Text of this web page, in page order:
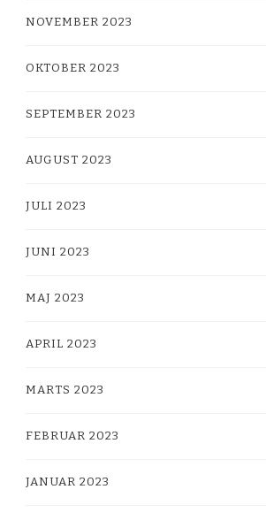
NOVEMBER 2023
OKTOBER 2023
SEPTEMBER 2023
AUGUST 2023
JULI 2023
JUNI 2023
MAJ 2023
APRIL 2023
MARTS 2023
FEBRUAR 2023
JANUAR 2023